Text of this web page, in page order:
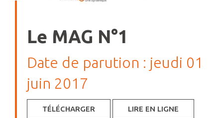
Le MAG N°1
Date de parution : jeudi 01
juin 2017
TÉLÉCHARGER LIRE EN LIGNE